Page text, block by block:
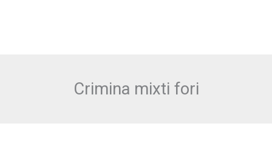
Crimina mixti fori